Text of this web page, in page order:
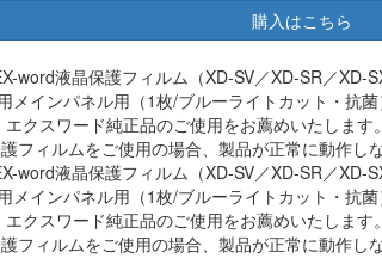
購入はこちら
word液晶保護フィルム（XD-SV／XD-SR／XD-
メインパネル用（1枚/ブルーライトカット・抗
クスワード純正品のご使用をお薦めいたします。
フィルムをご使用の場合、製品が正常に動作し
word液晶保護フィルム（XD-SV／XD-SR／XD-
メインパネル用（1枚/ブルーライトカット・抗
クスワード純正品のご使用をお薦めいたします。
フィルムをご使用の場合、製品が正常に動作し